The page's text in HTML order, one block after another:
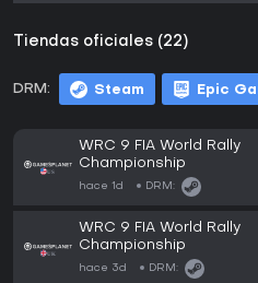
Tiendas oficiales (22)
DRM: Steam Epic
WRC 9 FIA World Rally
Championship
hace 1d DRM:
WRC 9 FIA World Rally
Championship
hace 3d DRM: